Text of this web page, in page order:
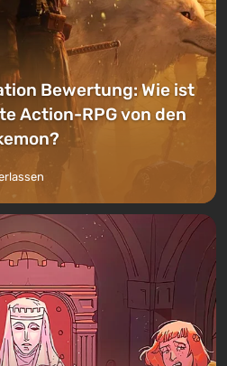
Bewertung: Wie ist
Action-RPG von den